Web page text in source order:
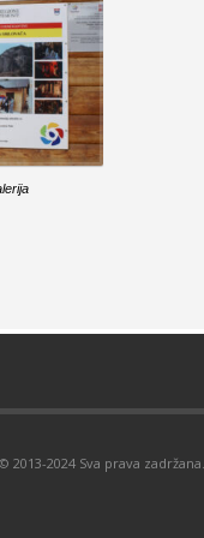
© 2013-2024 Sva prava